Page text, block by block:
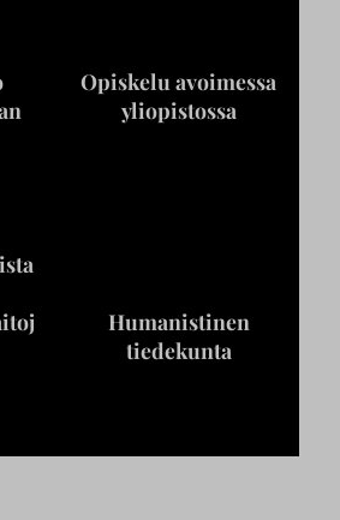
Opiskelu avoimessa
yliopistossa
Humanistinen
tiedekunta